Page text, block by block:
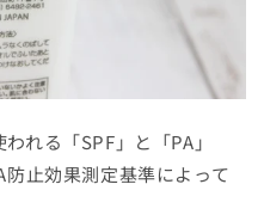
れる「SPF」と「PA」
止効果測定基準によって